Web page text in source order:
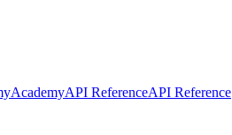
AcademyAPI ReferenceAPI Reference